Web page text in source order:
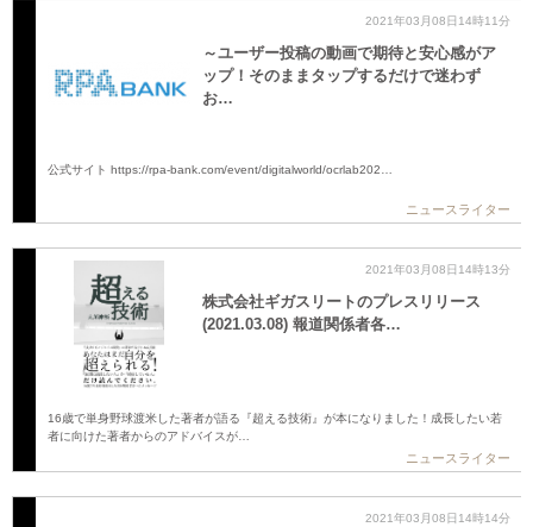
2021年03月08日14時11分
～ユーザー投稿の動画で期待と安心感がア
ップ！そのままタップするだけで迷わず
お…
公式サイト https://rpa-bank.com/event/digitalworld/ocrlab202…
ニュースライター
2021年03月08日14時13分
株式会社ギガスリートのプレスリリース
(2021.03.08) 報道関係者各…
16歳で単身野球渡米した著者が語る『超える技術』が本になりました！成長したい若
者に向けた著者からのアドバイスが…
ニュースライター
2021年03月08日14時14分